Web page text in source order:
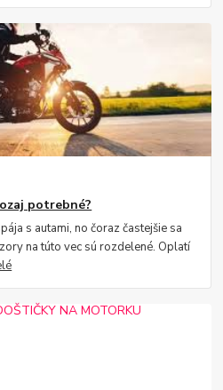
potrebné?
s autami, no čoraz častejšie sa
na túto vec sú rozdelené. Oplatí